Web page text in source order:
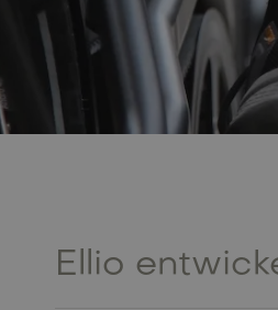
Ellio